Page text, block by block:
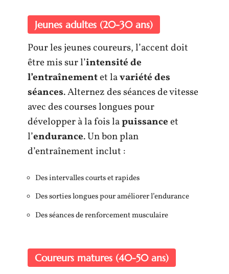
Jeunes adultes (20-30 ans)
Pour les jeunes coureurs, l’accent doit
être mis sur l’intensité de
l’entraînementet lavariété des
séances. Alternez des séances de vitesse
avec des courses longues pour
développer à la fois lapuissanceet
l’endurance. Un bon plan
d’entraînement inclut :
Des intervalles courts et rapides
Des sorties longues pour améliorer l’endurance
Des séances de renforcement musculaire
Coureurs matures (40-50 ans)